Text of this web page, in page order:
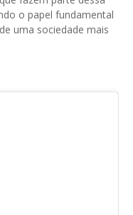
o papel fundamental
uma sociedade mais